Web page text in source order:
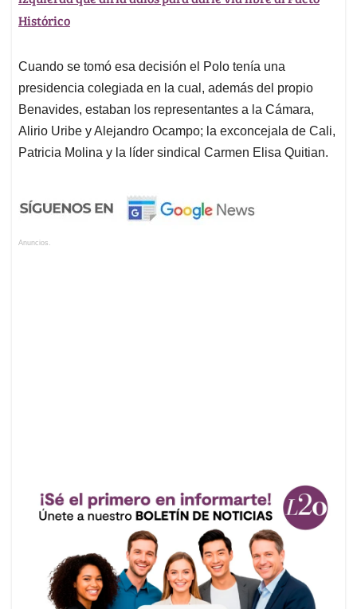
Histórico
Cuando se tomó esa decisión el Polo tenía una
presidencia colegiada en la cual, además del propio
Benavides, estaban los representantes a la Cámara,
Alirio Uribe y Alejandro Ocampo; la exconcejala de Cali,
Patricia Molina y la líder sindical Carmen Elisa Quitian.
Anuncios.